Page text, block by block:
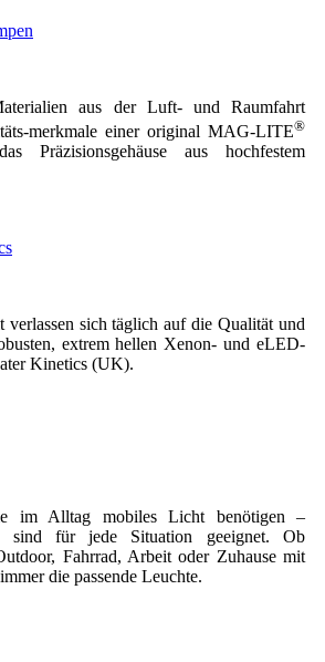
aus der Luft- und Raumfahrt
merkmale einer original MAG-LITE®
Präzisionsgehäuse aus hochfestem
verlassen sich täglich auf die Qualität und
extrem hellen Xenon- und eLED-
Kinetics (UK).
im Alltag mobiles Licht benötigen –
sind für jede Situation geeignet. Ob
Fahrrad, Arbeit oder Zuhause mit
die passende Leuchte.